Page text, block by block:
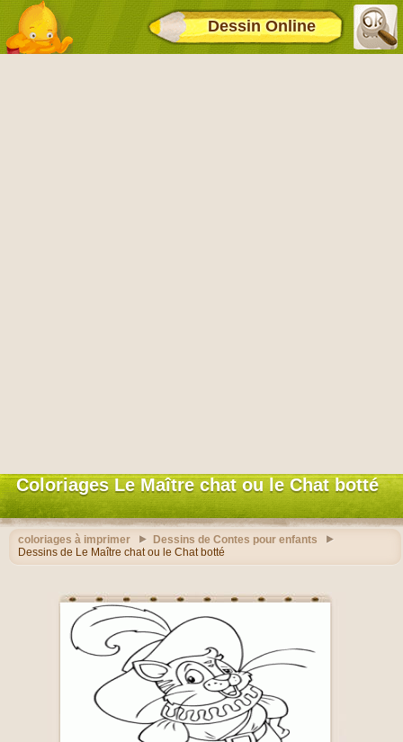
Dessin Online
Coloriages Le Maître chat ou le Chat botté
coloriages à imprimer
Dessins de Contes pour enfants
Dessins de Le Maître chat ou le Chat botté